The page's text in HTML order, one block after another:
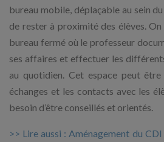
bureau mobile, déplaçable au sein
de rester à proximité des élèves. On
bureau fermé où le professeur
ses affaires et effectuer les
au quotidien. Cet espace peut
échanges et les contacts avec les
besoin d’être conseillés et orientés.
>> Lire aussi : Aménagement du